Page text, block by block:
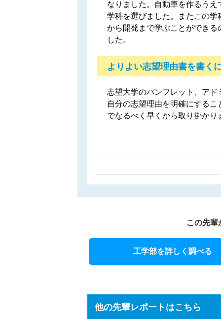
なりました。自動車を作るう
学科を選びました。またこの
から開発まで学ぶことができ
した。
よりよい志望理由書を書く
志望大学のパンフレット、ア
自分の志望理由を明確にする
でなるべく早くから取り掛かり
この先輩
工学部を詳しく調べる
他の先輩レポートはこちら